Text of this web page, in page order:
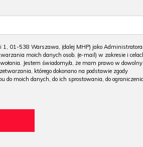
01-538 Warszawa, (dalej MHP) jako Administratora
moich danych osob. (e-mail) w zakresie i
Jestem świadomy/a, że mam prawo w
którego dokonano na podstawie zgody
do moich danych, do ich sprostowania, do